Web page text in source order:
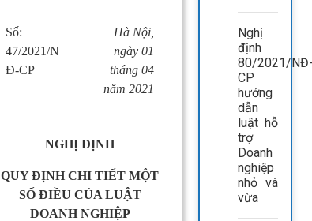
Số:
47/2021/N
Đ-CP
Hà Nội,
ngày 01
tháng 04
năm 2021
NGHỊ ĐỊNH
QUY ĐỊNH CHI TIẾT MỘT
SỐ ĐIỀU CỦA LUẬT
DOANH NGHIỆP
Nghị
định
80/2021/
CP
hướng
dẫn
luật hỗ
trợ
Doanh
nghiệp
nhỏ và
vừa